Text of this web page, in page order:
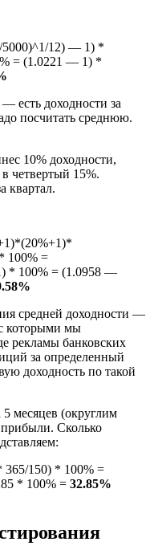
5000)^1/12) — 1) *
= (1.0221 — 1) *
есть доходности за
посчитать среднюю.
10% доходности,
четвертый 15%.
квартал.
100% =
* 100% = (1.0958 —
средней доходности —
которыми мы
рекламы банковских
за определенный
доходность по такой
месяцев (округлим
прибыли. Сколько
365/150) * 100% =
* 100% = 32.85%